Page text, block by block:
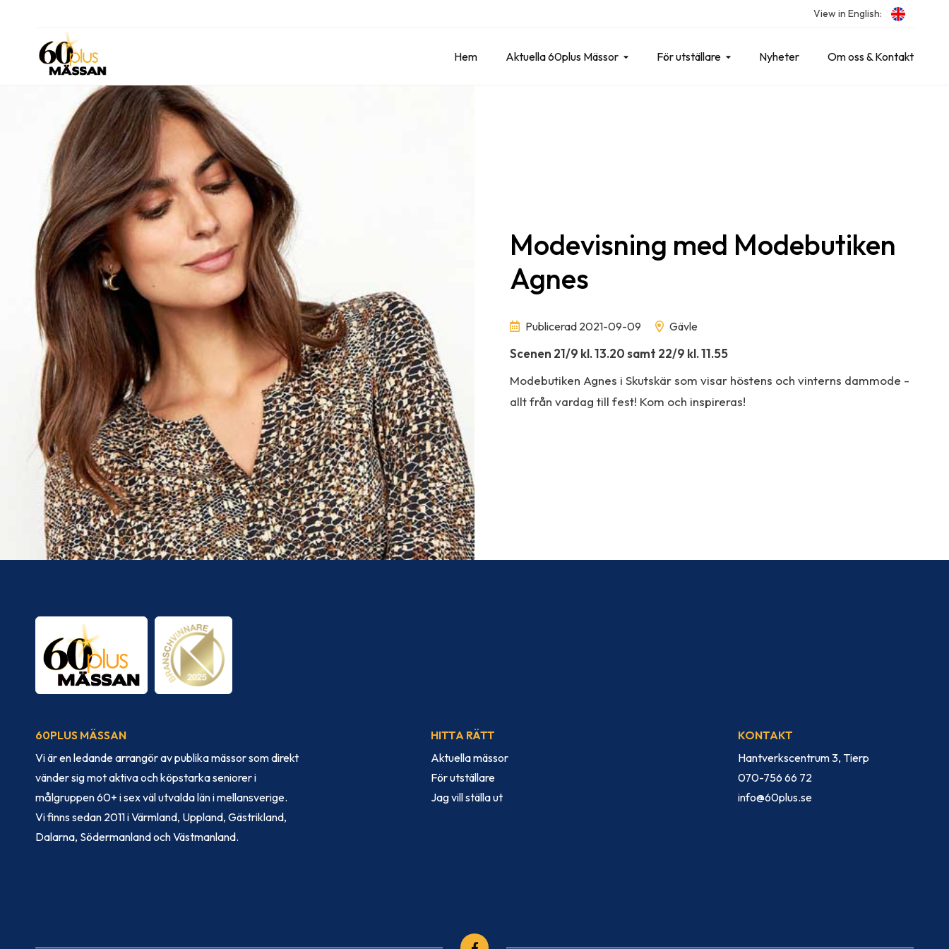
View in English:
Hem Aktuella 60plus Mässor För utställare Nyheter Om oss & Kontakt
Modevisning med Modebutiken
Agnes
Publicerad 2021-09-09 Gävle
Scenen 21/9 kl. 13.20 samt 22/9 kl. 11.55
Modebutiken Agnes i Skutskär som visar höstens och vinterns dammode -
allt från vardag till fest! Kom och inspireras!
60PLUS MÄSSAN
Vi är en ledande arrangör av publika mässor som direkt
vänder sig mot aktiva och köpstarka seniorer i
målgruppen 60+ i sex väl utvalda län i mellansverige.
Vi finns sedan 2011 i Värmland, Uppland, Gästrikland,
Dalarna, Södermanland och Västmanland.
HITTA RÄTT
Aktuella mässor
För utställare
Jag vill ställa ut
KONTAKT
Hantverkscentrum 3, Tierp
070-756 66 72
info@60plus.se